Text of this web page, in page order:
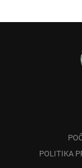
POLITIKA